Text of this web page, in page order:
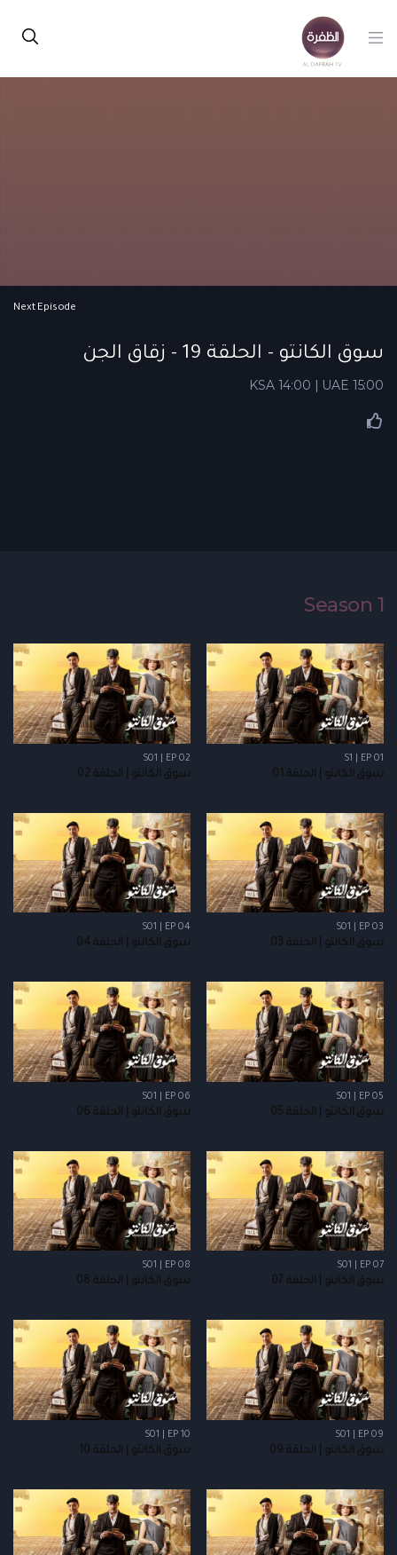
Next Episode
سوق الكانتو - الحلقة 19 - زقاق الجن
KSA 14:00 | UAE 15:00
Season 1
S1 | EP 01
سوق الكانتو | الحلقة 01
S01 | EP 02
سوق الكانتو | الحلقة 02
S01 | EP 03
سوق الكانتو | الحلقة 03
S01 | EP 04
سوق الكانتو | الحلقة 04
S01 | EP 05
سوق الكانتو | الحلقة 05
S01 | EP 06
سوق الكانتو | الحلقة 06
S01 | EP 07
سوق الكانتو | الحلقة 07
S01 | EP 08
سوق الكانتو | الحلقة 08
S01 | EP 09
سوق الكانتو | الحلقة 09
S01 | EP 10
سوق الكانتو | الحلقة 10